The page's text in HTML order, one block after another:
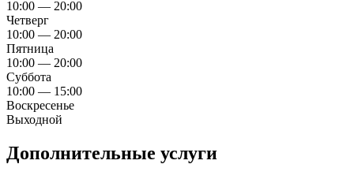
10:00 — 20:00
Четверг
10:00 — 20:00
Пятница
10:00 — 20:00
Суббота
10:00 — 15:00
Воскресенье
Выходной
Дополнительные услуги